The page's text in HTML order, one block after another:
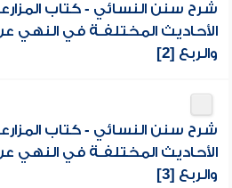
شرح سنن النسائي - كتاب
الأحاديث المختلفـة في النهي
والربع [2]
شرح سنن النسائي - كتاب
الأحاديث المختلفـة في النهي
والربع [3]